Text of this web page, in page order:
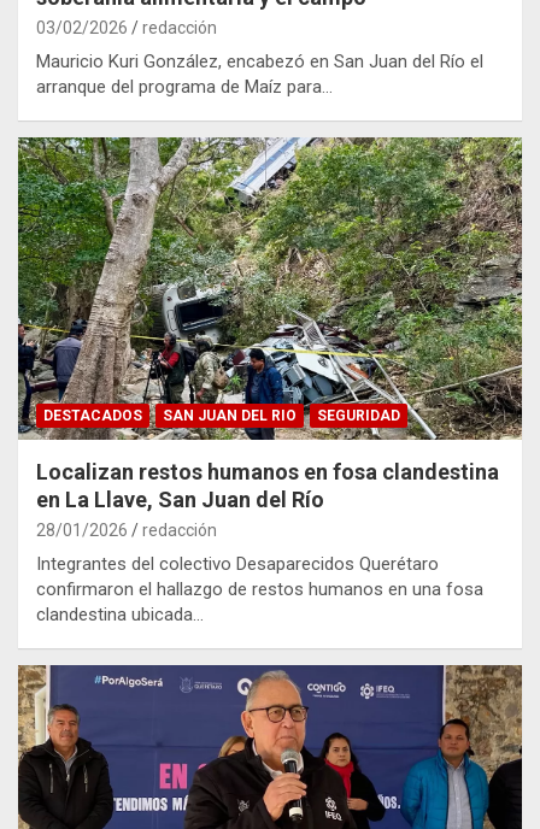
03/02/2026 redacción
Mauricio Kuri González, encabezó en San Juan del Río el
arranque del programa de Maíz para…
DESTACADOS SAN JUAN DEL RIO SEGURIDAD
Localizan restos humanos en fosa clandestina
en La Llave, San Juan del Río
28/01/2026 redacción
Integrantes del colectivo Desaparecidos Querétaro
confirmaron el hallazgo de restos humanos en una fosa
clandestina ubicada…